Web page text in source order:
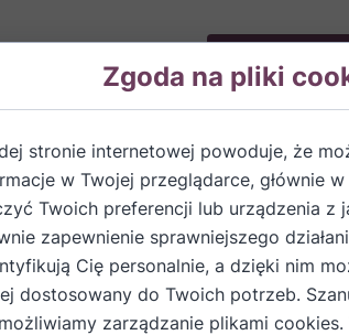
Zgoda na pliki
stronie internetowej powoduje, że
w Twojej przeglądarce, głównie
Twoich preferencji lub urządzenia z
zapewnienie sprawniejszego
Cię personalnie, a dzięki nim
dostosowany do Twoich potrzeb.
zarządzanie plikami